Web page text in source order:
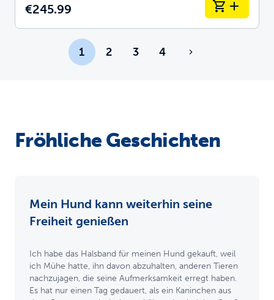
€245.99
1 2 3 4
Fröhliche Geschichten
Mein Hund kann weiterhin seine
Freiheit genießen
Ich habe das Halsband für meinen Hund gekauft, weil
ich Mühe hatte, ihn davon abzuhalten, anderen Tieren
nachzujagen, die seine Aufmerksamkeit erregt haben.
Es hat nur einen Tag gedauert, als ein Kaninchen aus